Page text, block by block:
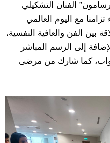
الفنان التشكيلي
مع اليوم العالمي
بين الفن والعافية النفسية،
بالإضافة إلى الرسم المباشر
كما شارك من مرضى